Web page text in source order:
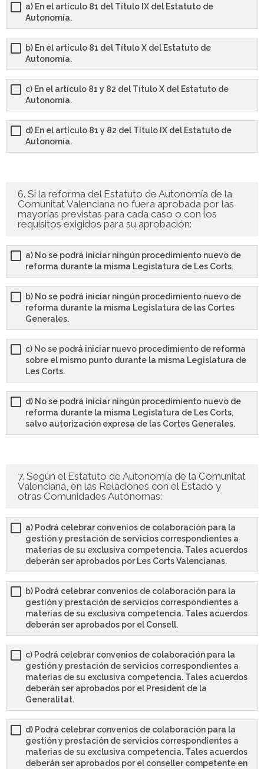
a) En el artículo 81 del Título IX del Estatuto de
Autonomía.
b) En el artículo 81 del Título X del Estatuto de
Autonomía.
c) En el artículo 81 y 82 del Título X del Estatuto de
Autonomía.
d) En el artículo 81 y 82 del Título IX del Estatuto de
Autonomía.
6. Si la reforma del Estatuto de Autonomía de la
Comunitat Valenciana no fuera aprobada por las
mayorías previstas para cada caso o con los
requisitos exigidos para su aprobación:
a) No se podrá iniciar ningún procedimiento nuevo de
reforma durante la misma Legislatura de Les Corts.
b) No se podrá iniciar ningún procedimiento nuevo de
reforma durante la misma Legislatura de las Cortes
Generales.
c) No se podrá iniciar nuevo procedimiento de reforma
sobre el mismo punto durante la misma Legislatura de
Les Corts.
d) No se podrá iniciar ningún procedimiento nuevo de
reforma durante la misma Legislatura de Les Corts,
salvo autorización expresa de las Cortes Generales.
7. Según el Estatuto de Autonomía de la Comunitat
Valenciana, en las Relaciones con el Estado y
otras Comunidades Autónomas:
a) Podrá celebrar convenios de colaboración para la
gestión y prestación de servicios correspondientes a
materias de su exclusiva competencia. Tales acuerdos
deberán ser aprobados por Les Corts Valencianas.
b) Podrá celebrar convenios de colaboración para la
gestión y prestación de servicios correspondientes a
materias de su exclusiva competencia. Tales acuerdos
deberán ser aprobados por el Consell.
c) Podrá celebrar convenios de colaboración para la
gestión y prestación de servicios correspondientes a
materias de su exclusiva competencia. Tales acuerdos
deberán ser aprobados por el President de la
Generalitat.
d) Podrá celebrar convenios de colaboración para la
gestión y prestación de servicios correspondientes a
materias de su exclusiva competencia. Tales acuerdos
deberán ser aprobados por el conseller competente en